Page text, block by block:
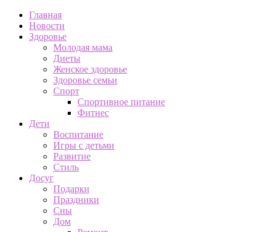
Главная
Новости
Здоровье
Молодая мама
Диеты
Женское здоровье
Здоровье семьи
Спорт
Спортивное питание
Фитнес
Дети
Воспитание
Игры с детьми
Развитие
Стиль
Досуг
Подарки
Праздники
Сны
Дом